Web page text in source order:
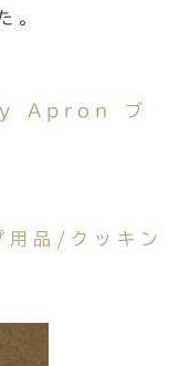
。
Apron ブ
用品/クッキン